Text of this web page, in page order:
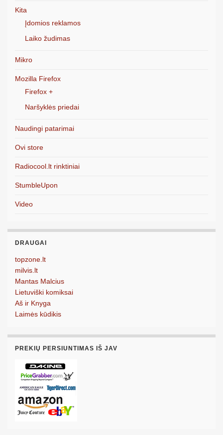
Kita
Įdomios reklamos
Laiko žudimas
Mikro
Mozilla Firefox
Firefox +
Naršyklės priedai
Naudingi patarimai
Ovi store
Radiocool.lt rinktiniai
StumbleUpon
Video
DRAUGAI
topzone.lt
milvis.lt
Mantas Malcius
Lietuviški komiksai
Aš ir Knyga
Laimės kūdikis
PREKIŲ PERSIUNTIMAS IŠ JAV